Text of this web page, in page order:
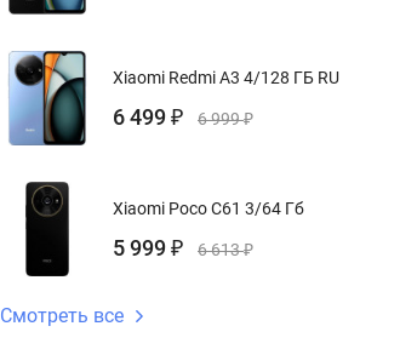
Xiaomi Redmi A3 4/128 ГБ RU
6 499 ₽ 6 999₽
Xiaomi Poco C61 3/64 Гб
5 999 ₽ 6 613₽
Смотреть все